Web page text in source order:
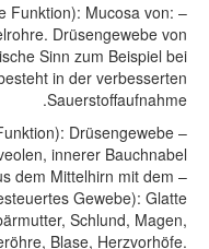
Funktion): Mucosa von:
Drüsengewebe von
Sinn zum Beispiel bei
in der verbesserten
Sauerstoffaufnahme.
Drüsengewebe
innerer Bauchnabel.
dem Mittelhirn mit dem
Gewebe): Glatte
Schlund, Magen,
Blase, Herzvorhöfe.